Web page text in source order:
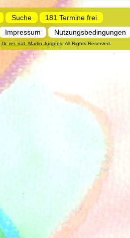
Suche
181 Termine frei
Impressum Nutzungsbedingungen
Dr. rer. nat. Martin Jürgens. All Rights Reserved.